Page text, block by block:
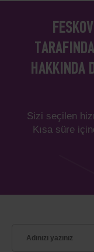
HAKKINDA
Sizi seçilen
Kısa süre